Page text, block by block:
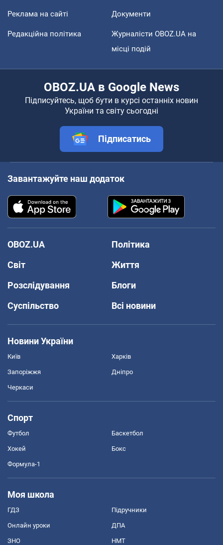
Реклама на сайті Документи
Редакційна політика
Журналісти OBOZ.UA на
місці подій
OBOZ.UA в Google News
Підписуйтесь, щоб бути в курсі останніх новин
України та світу сьогодні
Підписатись
Завантажуйте наш додаток
OBOZ.UA
Політика
Світ
Життя
Розслідування
Блоги
Суспільство
Всі новини
Новини України
Київ Харків
Запоріжжя Дніпро
Черкаси
Спорт
Футбол Баскетбол
Хокей Бокс
Формула-1
Моя школа
ГДЗ Підручники
Онлайн уроки ДПА
ЗНО НМТ